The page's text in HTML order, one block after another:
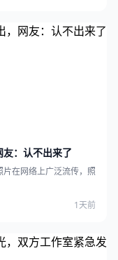
：认不出来了
在网络上广泛流传，照
1天前